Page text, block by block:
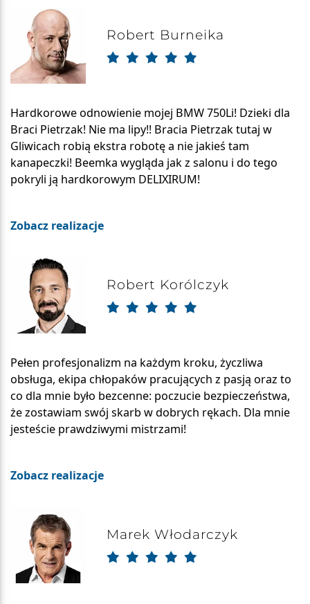
Robert Burneika
Hardkorowe odnowienie mojej BMW 750Li! Dzieki dla
Braci Pietrzak! Nie ma lipy!! Bracia Pietrzak tutaj w
Gliwicach robią ekstra robotę a nie jakieś tam
kanapeczki! Beemka wygląda jak z salonu i do tego
pokryli ją hardkorowym DELIXIRUM!
Zobacz realizacje
Robert Korólczyk
Pełen profesjonalizm na każdym kroku, życzliwa
obsługa, ekipa chłopaków pracujących z pasją oraz to
co dla mnie było bezcenne: poczucie bezpieczeństwa,
że zostawiam swój skarb w dobrych rękach. Dla mnie
jesteście prawdziwymi mistrzami!
Zobacz realizacje
Marek Włodarczyk